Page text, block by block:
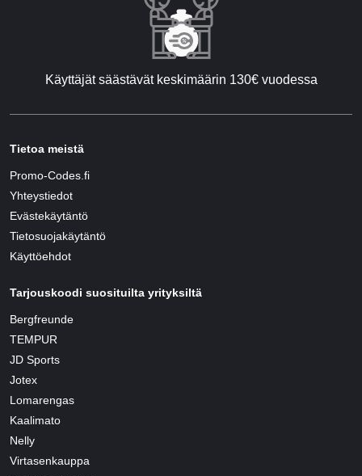
Käyttäjät säästävät keskimäärin 130€ vuodessa
Tietoa meistä
Promo-Codes.fi
Yhteystiedot
Evästekäytäntö
Tietosuojakäytäntö
Käyttöehdot
Tarjouskoodi suosituilta yrityksiltä
Bergfreunde
TEMPUR
JD Sports
Jotex
Lomarengas
Kaalimato
Nelly
Virtasenkauppa